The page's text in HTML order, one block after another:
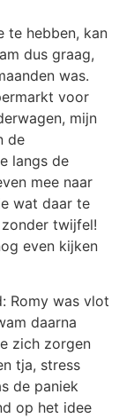
te hebben, kan
dus graag,
was.
voor
mijn
de
langs de
mee naar
wat daar te
twijfel!
even kijken
Romy was vlot
daarna
zich zorgen
tja, stress
de paniek
op het idee